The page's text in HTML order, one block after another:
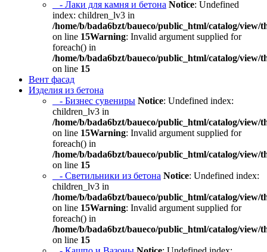
- Лаки для камня и бетона Notice: Undefined
index: children_lv3 in
/home/b/bada6bzt/baueco/public_html/catalog/view/
on line 15Warning: Invalid argument supplied for
foreach() in
/home/b/bada6bzt/baueco/public_html/catalog/view/
on line 15
Вент фасад
Изделия из бетона
- Бизнес сувениры Notice: Undefined index:
children_lv3 in
/home/b/bada6bzt/baueco/public_html/catalog/view/
on line 15Warning: Invalid argument supplied for
foreach() in
/home/b/bada6bzt/baueco/public_html/catalog/view/
on line 15
- Светильники из бетона Notice: Undefined index:
children_lv3 in
/home/b/bada6bzt/baueco/public_html/catalog/view/
on line 15Warning: Invalid argument supplied for
foreach() in
/home/b/bada6bzt/baueco/public_html/catalog/view/
on line 15